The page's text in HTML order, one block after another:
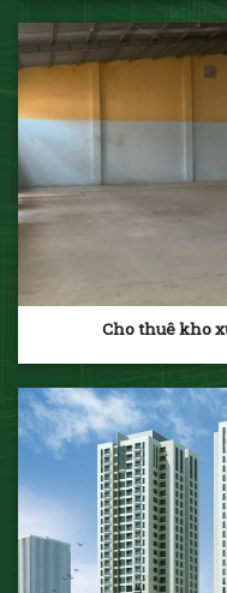
Cho thuê kho